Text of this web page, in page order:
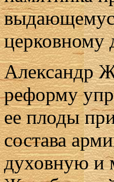
церковному
Александр
реформу
ее плоды
состава
духовную и